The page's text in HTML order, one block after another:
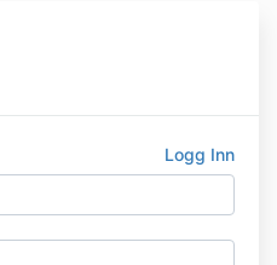
Logg Inn